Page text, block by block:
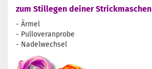
zum Stillegen deiner Strickmaschen
- Ärmel
- Pulloveranprobe
- Nadelwechsel